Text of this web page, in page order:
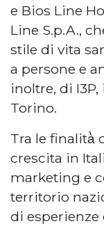
e Bios Line
Line S.p.A.,
stile di vita
a persone e
inoltre, di
Torino.
Tra le finalità̀
crescita in
marketing e
territorio
di esperienze